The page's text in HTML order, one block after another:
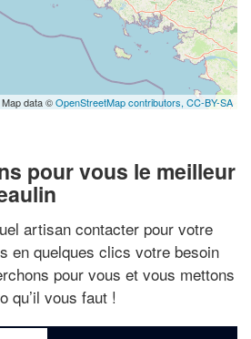
Map data ©OpenStreetMap contributors, CC-BY-SA
pour vous le meilleur
artisan contacter pour votre
en quelques clics votre besoin
pour vous et vous mettons
qu’il vous faut !